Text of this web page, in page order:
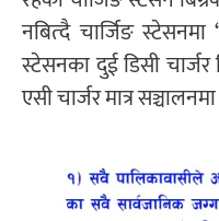
नबित्दै चार्जिङ स्टेसनमा
स्टेसनका दुई डिसी
एसी चार्जर मात्र